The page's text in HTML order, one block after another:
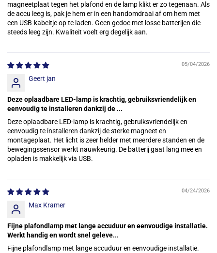
magneetplaat tegen het plafond en de lamp klikt er zo tegenaan. Als
de accu leeg is, pak je hem er in een handomdraai af om hem met
een USB-kabeltje op te laden. Geen gedoe met losse batterijen die
steeds leeg zijn. Kwaliteit voelt erg degelijk aan.
05/04/2026
Geert jan
Deze oplaadbare LED-lamp is krachtig, gebruiksvriendelijk en
eenvoudig te installeren dankzij de ...
Deze oplaadbare LED-lamp is krachtig, gebruiksvriendelijk en
eenvoudig te installeren dankzij de sterke magneet en
montageplaat. Het licht is zeer helder met meerdere standen en de
bewegingssensor werkt nauwkeurig. De batterij gaat lang mee en
opladen is makkelijk via USB.
04/24/2026
Max Kramer
Fijne plafondlamp met lange accuduur en eenvoudige installatie.
Werkt handig en wordt snel geleve...
Fijne plafondlamp met lange accuduur en eenvoudige installatie.